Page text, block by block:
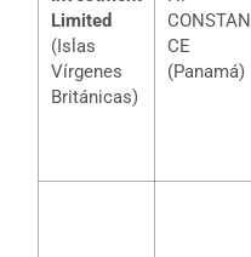
Limited
(Islas
Vírgenes
Británicas)
CONSTAN
CE
(Panamá)